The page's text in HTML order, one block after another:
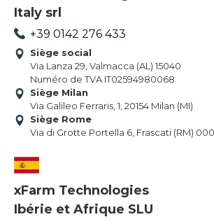
Italy srl
+39 0142 276 433
Siège social
Via Lanza 29, Valmacca (AL) 15040
Numéro de TVA IT02594980068
Siège Milan
Via Galileo Ferraris, 1, 20154 Milan (MI)
Siège Rome
Via di Grotte Portella 6, Frascati (RM)
xFarm Technologies
Ibérie et Afrique SLU